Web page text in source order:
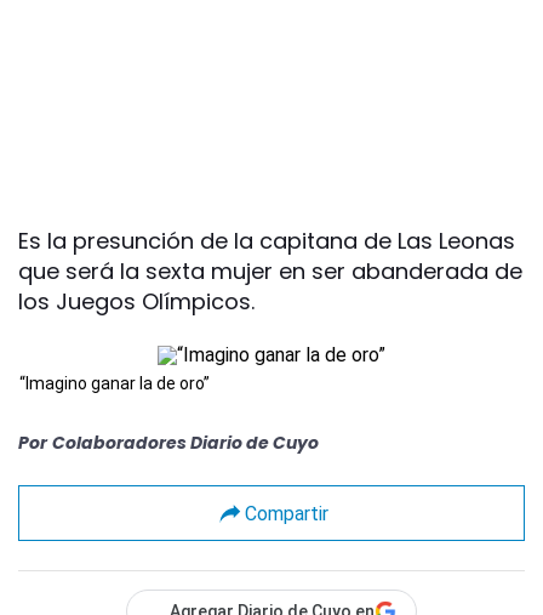
Es la presunción de la capitana de Las Leonas
que será la sexta mujer en ser abanderada de
los Juegos Olímpicos.
“Imagino ganar la de oro”
Por Colaboradores Diario de Cuyo
Compartir